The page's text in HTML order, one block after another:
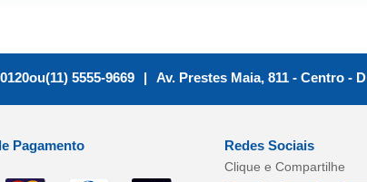
ou(11) 5555-9669 | Av. Prestes Maia, 811 - Centro -
Pagamento Redes Sociais
Clique e Compartilhe